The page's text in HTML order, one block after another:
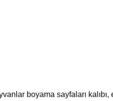
boyama sayfaları